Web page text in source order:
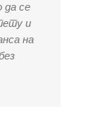
да се
и
на